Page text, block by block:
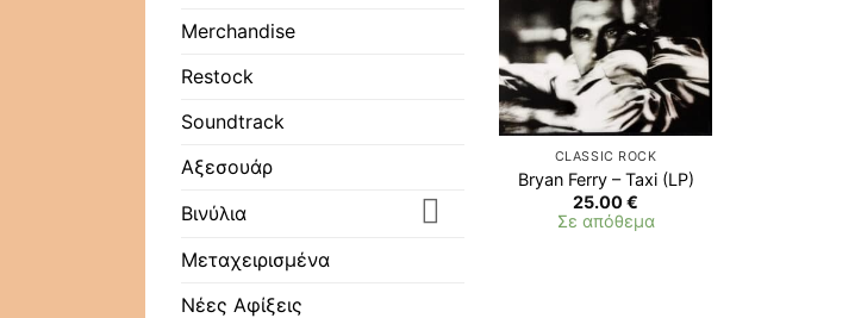
Merchandise
Restock
Soundtrack
Αξεσουάρ
Βινύλια
Μεταχειρισμένα
Νέες Αφίξεις
CLASSIC ROCK
Bryan Ferry – Taxi (LP)
25.00€
Σε απόθεμα